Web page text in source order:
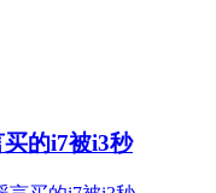
的i7被i3秒